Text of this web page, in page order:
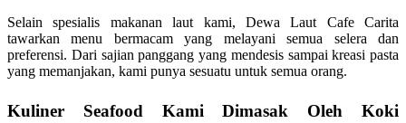
Selain spesialis makanan laut kami, Dewa Laut Cafe Carita
tawarkan menu bermacam yang melayani semua selera dan
preferensi. Dari sajian panggang yang mendesis sampai kreasi pasta
yang memanjakan, kami punya sesuatu untuk semua orang.
Kuliner Seafood Kami Dimasak Oleh Koki